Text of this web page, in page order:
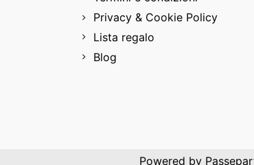
Privacy & Cookie Policy
Lista regalo
Blog
Powered by